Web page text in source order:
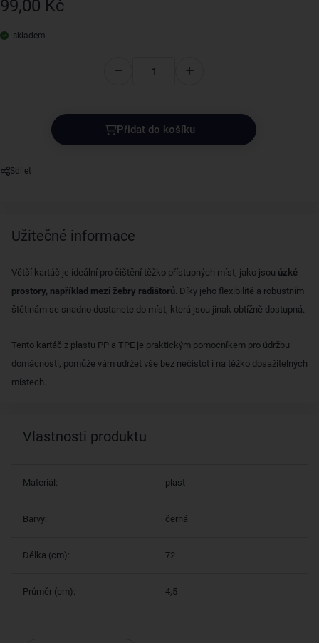
99,00 Kč
skladem
Přidat do košíku
Sdílet
Užitečné informace
Větší kartáč je ideální pro čištění těžko přístupných míst, jako jsou úzké
prostory, například mezi žebry radiátorů. Díky jeho flexibilitě a robustním
štětinám se snadno dostanete do míst, která jsou jinak obtížně dostupná.
Tento kartáč z plastu PP a TPE je praktickým pomocníkem pro údržbu
domácnosti, pomůže vám udržet vše bez nečistot i na těžko dosažitelných
místech.
Vlastnosti produktu
Materiál: plast
Barvy: černá
Délka (cm): 72
Průměr (cm): 4,5